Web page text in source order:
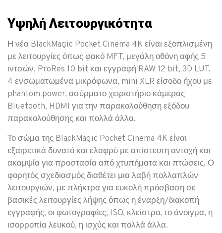
Υψηλή Λειτουργικότητα
Η νέα BlackMagic Pocket Cinema 4K είναι εξοπλισμένη
με λειτουργίες όπως φακό MFT, μεγάλη οθόνη αφής 5
ιντσών, ProRes 10 bit και εγγραφή RAW 12 bit, 3D LUT,
4 ενσωματωμένα μικρόφωνα, mini XLR είσοδο ήχου με
phantom power, ασύρματο χειριστήριο κάμερας
Bluetooth, HDMI για την παρακολούθηση εξόδου
παρακολούθησης και πολλά άλλα.
Το σώμα της BlackMagic Pocket Cinema 4K είναι
εξαιρετικά δυνατό και ελαφρύ με απίστευτη αντοχή και
ακαμψία για προστασία από χτυπήματα και πτώσεις. Ο
φορητός σχεδιασμός διαθέτει μια λαβή πολλαπλών
λειτουργιών, με πλήκτρα για ευκολή πρόσβαση σε
βασικές λειτουργίες λήψης όπως η έναρξη/διακοπή
εγγραφής, οι φωτογραφίες, ISO, κλείστρο, το άνοιγμα, η
ισορροπία λευκού, η ισχύς και πολλά άλλα.